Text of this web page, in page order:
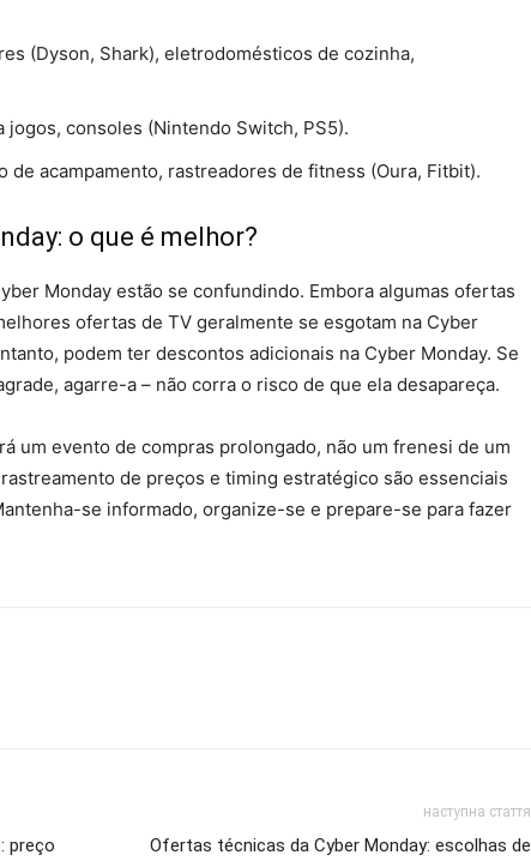
(Dyson, Shark), eletrodomésticos de cozinha,
jogos, consoles (Nintendo Switch, PS5).
de acampamento, rastreadores de fitness (Oura, Fitbit).
o que é melhor?
​​​​Monday estão se confundindo. Embora algumas ofertas
ofertas de TV geralmente se esgotam na Cyber
podem ter descontos adicionais na Cyber ​​​​Monday. Se
agarre-a – não corra o risco de que ela desapareça.
um evento de compras prolongado, não um frenesi de um
de preços e timing estratégico são essenciais
se informado, organize-se e prepare-se para fazer
preço
наступна стаття
Ofertas técnicas da Cyber ​​Monday: escolhas de